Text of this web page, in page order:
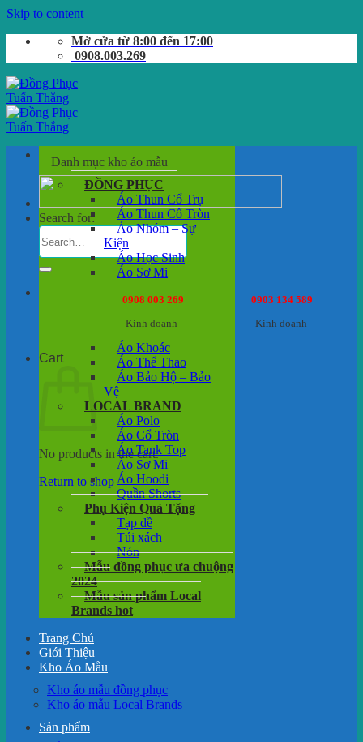
Skip to content
Mở cửa từ 8:00 đến 17:00
0908.003.269
Search for:
0908 003 269
Kinh doanh
0903 134 589
Kinh doanh
Cart
No products in the cart.
Return to shop
Danh mục kho áo mẫu
ĐỒNG PHỤC
Áo Thun Cổ Trụ
Áo Thun Cổ Tròn
Áo Nhóm – Sự
Kiện
Áo Học Sinh
Áo Sơ Mi
Áo Khoác
Áo Thể Thao
Áo Bảo Hộ – Bảo
Vệ
LOCAL BRAND
Áo Polo
Áo Cổ Tròn
Áo Tank Top
Áo Sơ Mi
Áo Hoodi
Quần Shorts
Phụ Kiện Quà Tặng
Tạp dề
Túi xách
Nón
Mẫu đồng phục ưa chuộng
2024
Mẫu sản phẩm Local
Brands hot
Trang Chủ
Giới Thiệu
Kho Áo Mẫu
Kho áo mẫu đồng phục
Kho áo mẫu Local Brands
Sản phẩm